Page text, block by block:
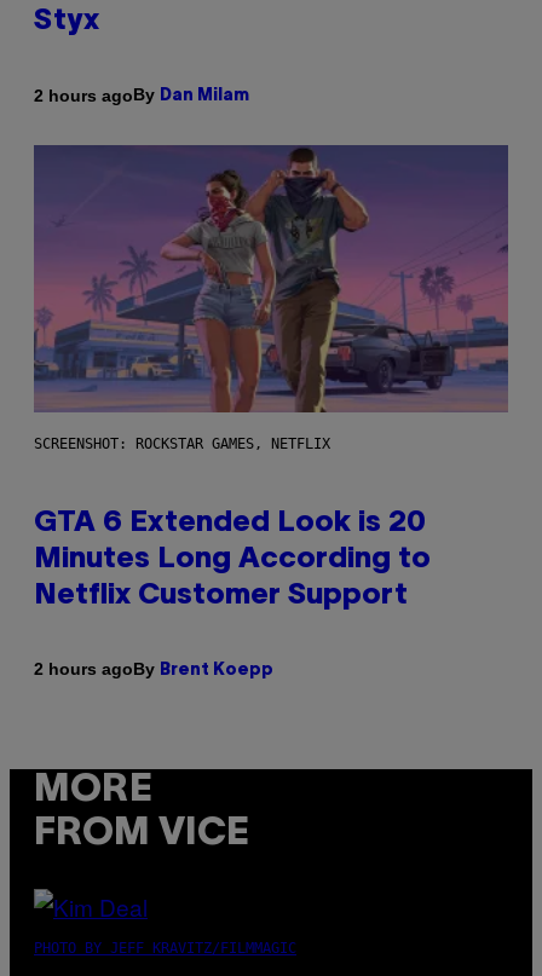
Styx
2 hours agoBy Dan Milam
SCREENSHOT: ROCKSTAR GAMES, NETFLIX
GTA 6 Extended Look is 20
Minutes Long According to
Netflix Customer Support
2 hours agoBy Brent Koepp
MORE
FROM VICE
PHOTO BY JEFF KRAVITZ/FILMMAGIC